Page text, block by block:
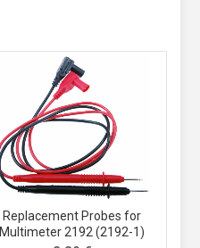
Replacement Probes for
Multimeter 2192 (2192-1)